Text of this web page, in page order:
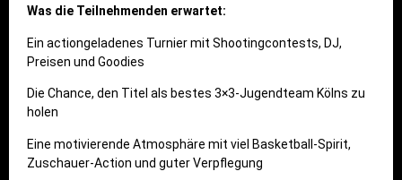
Was die Teilnehmenden erwartet:
Ein actiongeladenes Turnier mit Shootingcontests, DJ,
Preisen und Goodies
Die Chance, den Titel als bestes 3×3-Jugendteam Kölns zu
holen
Eine motivierende Atmosphäre mit viel Basketball-Spirit,
Zuschauer-Action und guter Verpflegung